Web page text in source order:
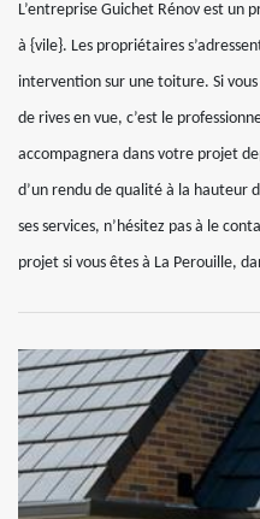
L’entreprise Guichet Rénov est un
à {vile}. Les propriétaires
intervention sur une toiture. Si
de rives en vue, c’est le
accompagnera dans votre projet
d’un rendu de qualité à la hauteur
ses services, n’hésitez pas à le
projet si vous êtes à La Perouille,